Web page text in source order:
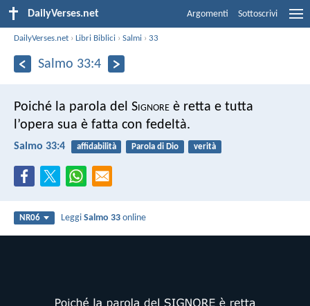
DailyVerses.net Argomenti Sottoscrivi
DailyVerses.net ›Libri Biblici ›Salmi ›33
Salmo 33:4
Poiché la parola del Signore è retta e tutta
l’opera sua è fatta con fedeltà.
Salmo 33:4 affidabilità Parola di Dio verità
NR06 LeggiSalmo 33 online